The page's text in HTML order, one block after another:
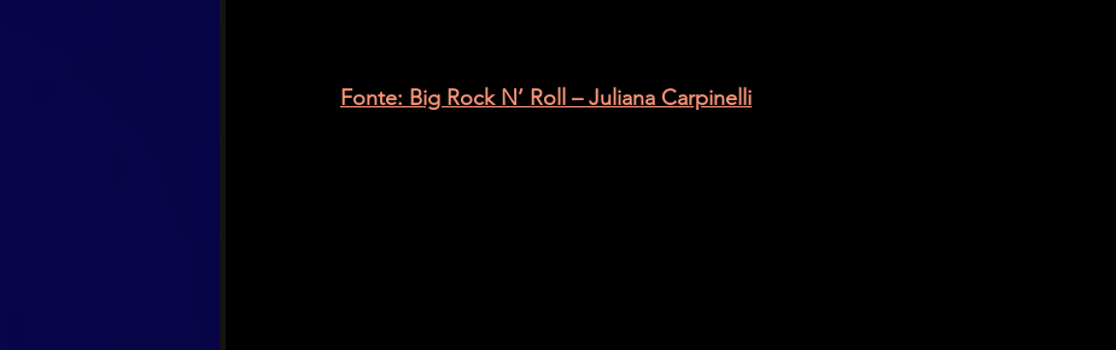
Fonte: Big Rock N’ Roll – Juliana Carpinelli